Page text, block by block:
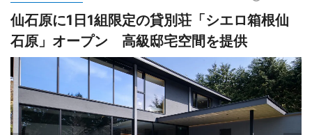
仙石原に1日1組限定の貸別荘「シエロ箱根仙
石原」オープン 高級邸宅空間を提供